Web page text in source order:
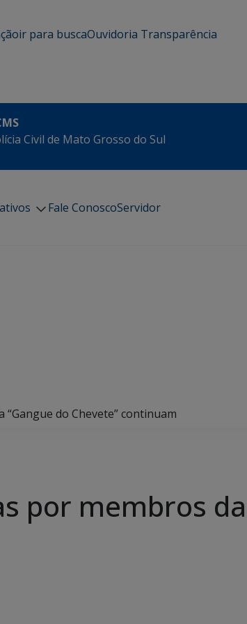
ir para buscaOuvidoria Transparência
Civil de Mato Grosso do Sul
Fale ConoscoServidor
“Gangue do Chevete” continuam
por membros